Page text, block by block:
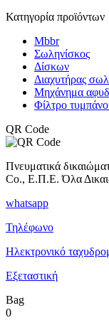
Κατηγορία προϊόντων
Mbbr
Σωληνίσκος
Δίσκων
Διαχυτήρας
Μηχάνημα
Φίλτρο
QR Code
Πνευματικά
Co., Ε.Π.Ε. Όλα
whatsapp
Τηλέφωνο
Ηλεκτρονικό
Εξεταστική
Bag
0